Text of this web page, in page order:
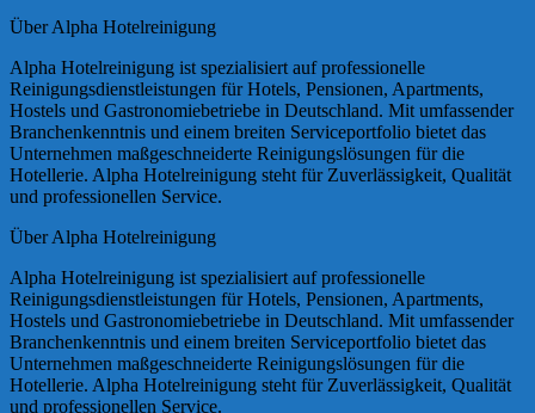
Über Alpha Hotelreinigung
Alpha Hotelreinigung ist spezialisiert auf professionelle
Reinigungsdienstleistungen für Hotels, Pensionen, Apartments,
Hostels und Gastronomiebetriebe in Deutschland. Mit umfassender
Branchenkenntnis und einem breiten Serviceportfolio bietet das
Unternehmen maßgeschneiderte Reinigungslösungen für die
Hotellerie. Alpha Hotelreinigung steht für Zuverlässigkeit, Qualität
und professionellen Service.
Über Alpha Hotelreinigung
Alpha Hotelreinigung ist spezialisiert auf professionelle
Reinigungsdienstleistungen für Hotels, Pensionen, Apartments,
Hostels und Gastronomiebetriebe in Deutschland. Mit umfassender
Branchenkenntnis und einem breiten Serviceportfolio bietet das
Unternehmen maßgeschneiderte Reinigungslösungen für die
Hotellerie. Alpha Hotelreinigung steht für Zuverlässigkeit, Qualität
und professionellen Service.